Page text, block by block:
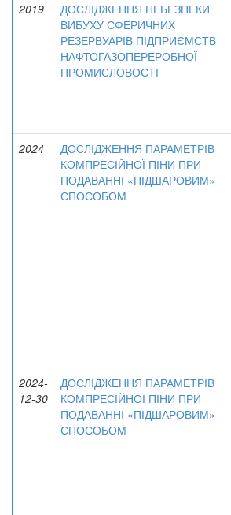
2019
ДОСЛІДЖЕННЯ НЕБЕЗПЕКИ
ВИБУХУ СФЕРИЧНИХ
РЕЗЕРВУАРІВ ПІДПРИЄМСТВ
НАФТОГАЗОПЕРЕРОБНОЇ
ПРОМИСЛОВОСТІ
2024
ДОСЛІДЖЕННЯ ПАРАМЕТРІВ
КОМПРЕСІЙНОЇ ПІНИ ПРИ
ПОДАВАННІ «ПІДШАРОВИМ»
СПОСОБОМ
2024-
12-30
ДОСЛІДЖЕННЯ ПАРАМЕТРІВ
КОМПРЕСІЙНОЇ ПІНИ ПРИ
ПОДАВАННІ «ПІДШАРОВИМ»
СПОСОБОМ